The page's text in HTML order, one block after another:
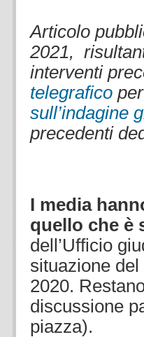
Articolo
2021,
interventi
telegrafico
sull’indagine
precedenti
I media
quello che è
dell’Ufficio
situazione del
2020.
discussione
piazza).